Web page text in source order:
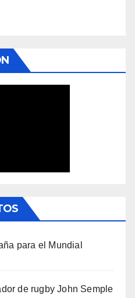
para el Mundial
de rugby John Semple